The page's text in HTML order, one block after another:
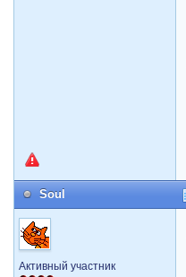
Soul
Активный участник